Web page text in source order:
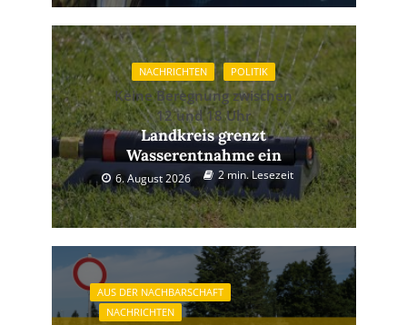
NACHRICHTEN POLITIK
Keine Beregnung zwischen
12 und 18 Uhr
Landkreis grenzt
Wasserentnahme ein
6. August 2026 2 min. Lesezeit
AUS DER NACHBARSCHAFT
NACHRICHTEN